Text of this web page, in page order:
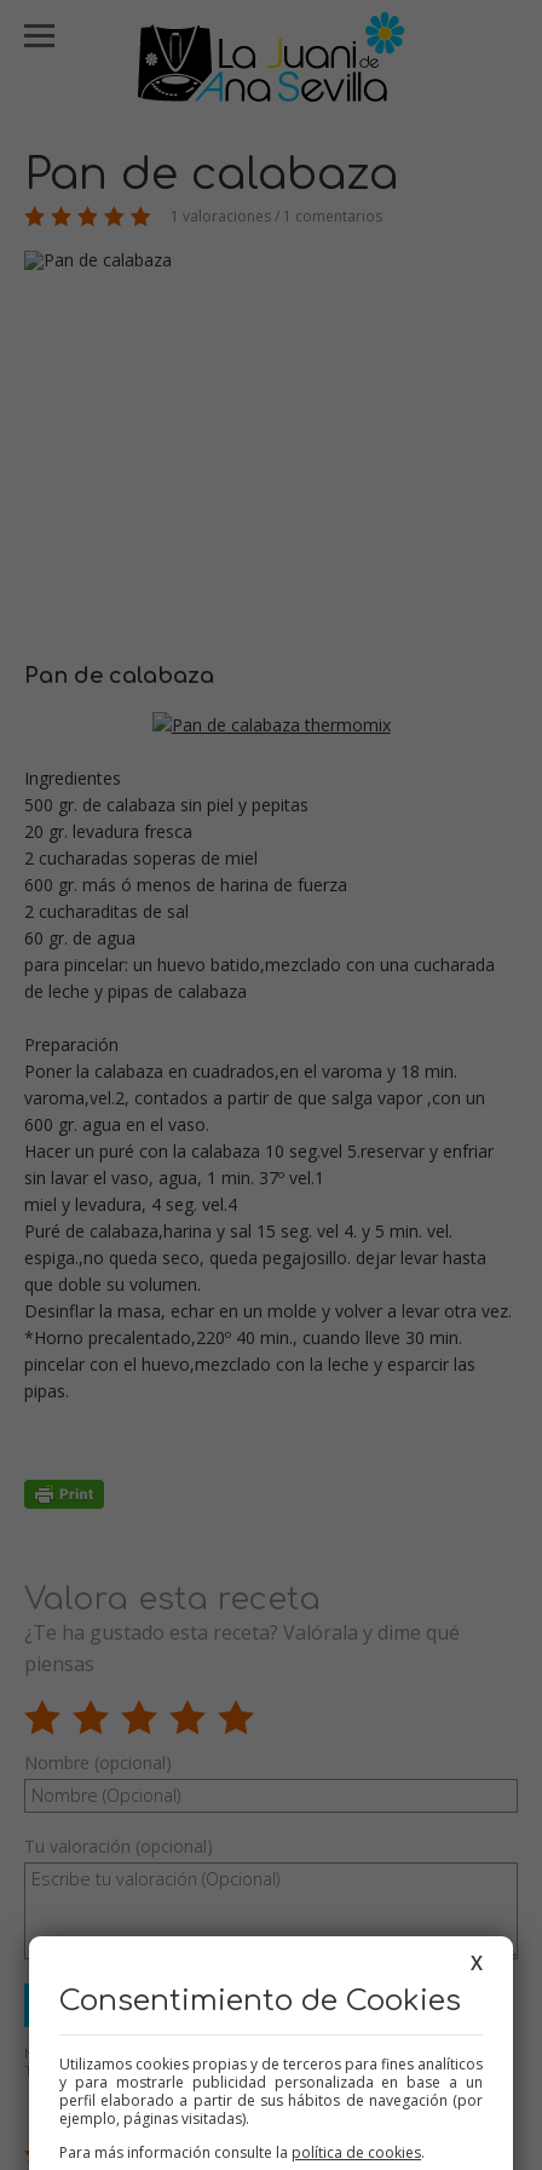
Pan de calabaza
1 valoraciones / 1 comentarios
Pan de calabaza
Ingredientes
500 gr. de calabaza sin piel y pepitas
20 gr. levadura fresca
2 cucharadas soperas de miel
600 gr. más ó menos de harina de fuerza
2 cucharaditas de sal
60 gr. de agua
para pincelar: un huevo batido,mezclado con una cucharada
de leche y pipas de calabaza
Preparación
Poner la calabaza en cuadrados,en el varoma y 18 min.
varoma,vel.2, contados a partir de que salga vapor ,con un
600 gr. agua en el vaso.
Hacer un puré con la calabaza 10 seg.vel 5.reservar y enfriar
sin lavar el vaso, agua, 1 min. 37º vel.1
miel y levadura, 4 seg. vel.4
Puré de calabaza,harina y sal 15 seg. vel 4. y 5 min. vel.
espiga.,no queda seco, queda pegajosillo. dejar levar hasta
que doble su volumen.
Desinflar la masa, echar en un molde y volver a levar otra vez.
*Horno precalentado,220º 40 min., cuando lleve 30 min.
pincelar con el huevo,mezclado con la leche y esparcir las
pipas.
Valora esta receta
¿Te ha gustado esta receta? Valórala y dime qué
piensas
Nombre (opcional)
Tu valoración (opcional)
Enviar valoración
No se aceptarán mensajes ofensivos o de mal gusto.
Todos los mensajes serán revisados antes de su publicación.
1 valoraciones / 1 comentarios
X
Consentimiento de Cookies
Utilizamos cookies propias y de terceros para fines analíticos
y para mostrarle publicidad personalizada en base a un
perfil elaborado a partir de sus hábitos de navegación (por
ejemplo, páginas visitadas).
Para más información consulte la política de cookies.